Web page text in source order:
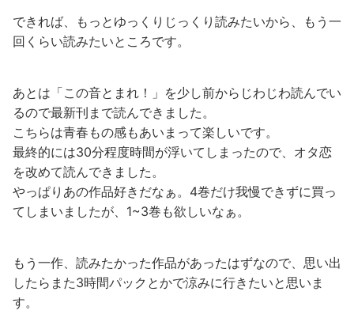
できれば、もっとゆっくりじっくり読みたいから、もう一
回くらい読みたいところです。
あとは「この音とまれ！」を少し前からじわじわ読んでい
るので最新刊まで読んできました。
こちらは青春もの感もあいまって楽しいです。
最終的には30分程度時間が浮いてしまったので、オタ恋
を改めて読んできました。
やっぱりあの作品好きだなぁ。4巻だけ我慢できずに買っ
てしまいましたが、1~3巻も欲しいなぁ。
もう一作、読みたかった作品があったはずなので、思い出
したらまた3時間パックとかで涼みに行きたいと思いま
す。